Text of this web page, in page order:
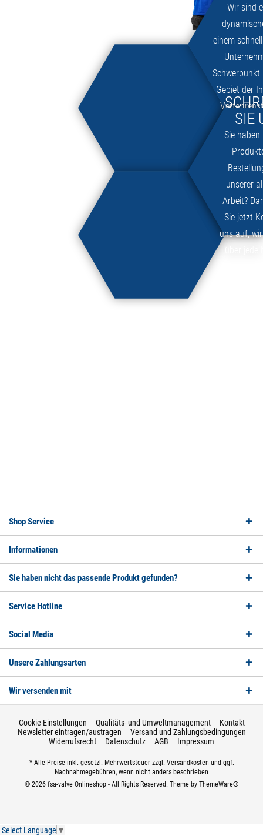
Wir sind
einem
Gebiet der
dem
sparsame
SIE
Sie
unserer
Arbeit?
Sie jetzt
uns auf,
Shop Service
Informationen
Sie haben nicht das passende Produkt gefunden?
Service Hotline
Social Media
Unsere Zahlungsarten
Wir versenden mit
Cookie-Einstellungen Qualitäts- und Umweltmanagement
Kontakt
Newsletter eintragen/austragen
Versand und Zahlungsbedingungen
Widerrufsrecht
Datenschutz AGB Impressum
* Alle Preise inkl. gesetzl. Mehrwertsteuer zzgl. Versandkosten und ggf.
Nachnahmegebühren, wenn nicht anders beschrieben
© 2026 fsa-valve Onlineshop - All Rights Reserved. Theme by ThemeWare®
Select Language ▼